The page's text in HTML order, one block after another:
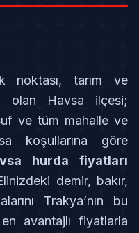
noktası, tarım ve
olan Havsa ilçesi;
ve tüm mahalle ve
koşullarına göre
hurda fiyatları
demir, bakır,
Trakya’nın bu
avantajlı fiyatlarla